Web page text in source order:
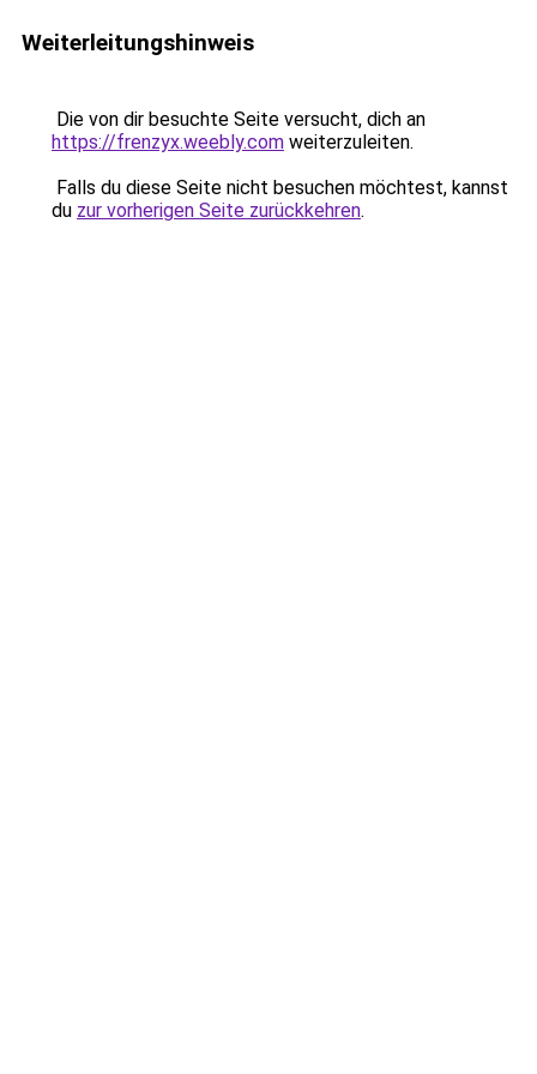
Weiterleitungshinweis
Die von dir besuchte Seite versucht, dich an
https://frenzyx.weebly.com weiterzuleiten.
Falls du diese Seite nicht besuchen möchtest, kannst
du zur vorherigen Seite zurückkehren.